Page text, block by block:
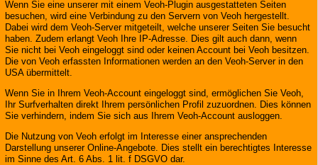
Wenn Sie eine unserer mit einem Veoh-Plugin ausgestatteten Seiten
besuchen, wird eine Verbindung zu den Servern von Veoh hergestellt.
Dabei wird dem Veoh-Server mitgeteilt, welche unserer Seiten Sie besucht
haben. Zudem erlangt Veoh Ihre IP-Adresse. Dies gilt auch dann, wenn
Sie nicht bei Veoh eingeloggt sind oder keinen Account bei Veoh besitzen.
Die von Veoh erfassten Informationen werden an den Veoh-Server in den
USA übermittelt.
Wenn Sie in Ihrem Veoh-Account eingeloggt sind, ermöglichen Sie Veoh,
Ihr Surfverhalten direkt Ihrem persönlichen Profil zuzuordnen. Dies können
Sie verhindern, indem Sie sich aus Ihrem Veoh-Account ausloggen.
Die Nutzung von Veoh erfolgt im Interesse einer ansprechenden
Darstellung unserer Online-Angebote. Dies stellt ein berechtigtes Interesse
im Sinne des Art. 6 Abs. 1 lit. f DSGVO dar.